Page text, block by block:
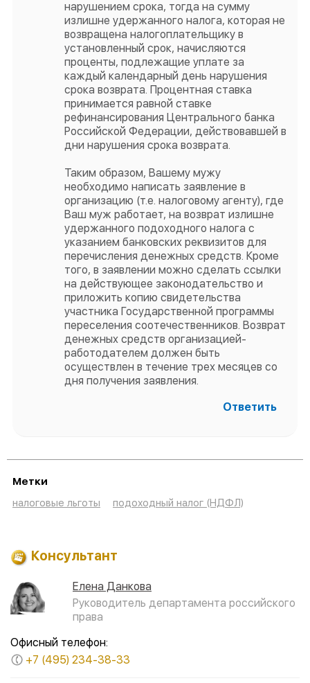
нарушением срока, тогда на сумму
излишне удержанного налога, которая не
возвращена налогоплательщику в
установленный срок, начисляются
проценты, подлежащие уплате за
каждый календарный день нарушения
срока возврата. Процентная ставка
принимается равной ставке
рефинансирования Центрального банка
Российской Федерации, действовавшей в
дни нарушения срока возврата.
Таким образом, Вашему мужу
необходимо написать заявление в
организацию (т.е. налоговому агенту), где
Ваш муж работает, на возврат излишне
удержанного подоходного налога с
указанием банковских реквизитов для
перечисления денежных средств. Кроме
того, в заявлении можно сделать ссылки
на действующее законодательство и
приложить копию свидетельства
участника Государственной программы
переселения соотечественников. Возврат
денежных средств организацией-
работодателем должен быть
осуществлен в течение трех месяцев со
дня получения заявления.
Ответить
Метки
налоговые льготы
подоходный налог (НДФЛ)
Консультант
Елена Данкова
Руководитель департамента российского
права
Офисный телефон:
+7 (495) 234-38-33